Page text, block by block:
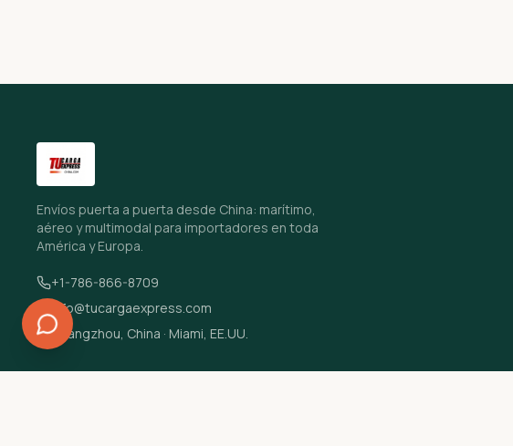
Envíos puerta a puerta desde China: marítimo,
aéreo y multimodal para importadores en toda
América y Europa.
+1-786-866-8709
info@tucargaexpress.com
Guangzhou, China · Miami, EE.UU.